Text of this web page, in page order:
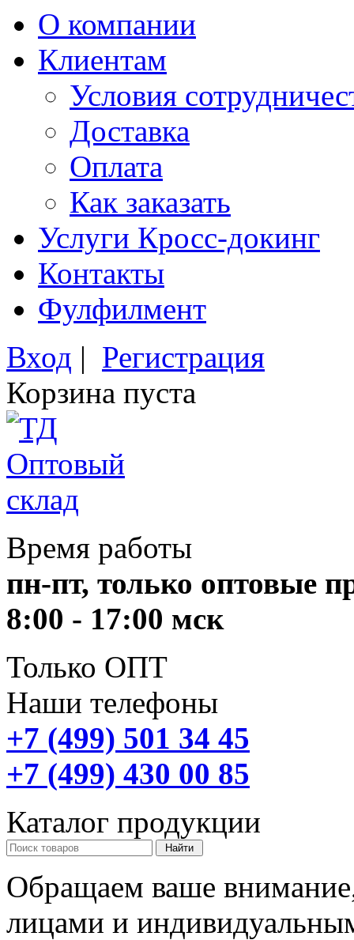
О компании
Клиентам
Условия
Доставка
Оплата
Как заказать
Услуги Кросс-докинг
Контакты
Фулфилмент
Вход | Регистрация
Корзина пуста
Время работы
пн-пт, только оптовые
8:00 - 17:00 мск
Только ОПТ
Наши телефоны
+7 (499) 501 34 45
+7 (499) 430 00 85
Каталог продукции
Обращаем ваше
лицами и